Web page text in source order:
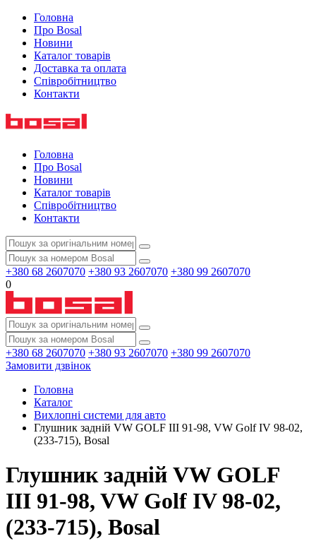
Головна
Про Bosal
Новини
Каталог товарів
Доставка та оплата
Співробітництво
Контакти
Головна
Про Bosal
Новини
Каталог товарів
Співробітництво
Контакти
+380 68 2607070 +380 93 2607070 +380 99 2607070
0
+380 68 2607070 +380 93 2607070 +380 99 2607070
Замовити дзвінок
Головна
Каталог
Вихлопні системи для авто
Глушник задній VW GOLF III 91-98, VW Golf IV 98-02,
(233-715), Bosal
Глушник задній VW GOLF
III 91-98, VW Golf IV 98-02,
(233-715), Bosal